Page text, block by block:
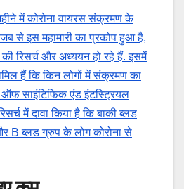
में कोरोना वायरस संक्रमण के
से इस महामारी का प्रकोप हुआ है,
रिसर्च और अध्‍ययन हो रहे हैं. इसमें
हैं कि किन लोगों में संक्रमण का
ऑफ साइंटिफिक एंड इंटस्ट्रियल
में दावा किया है कि बाकी ब्लड
B ब्लड ग्रुप के लोग कोरोना से